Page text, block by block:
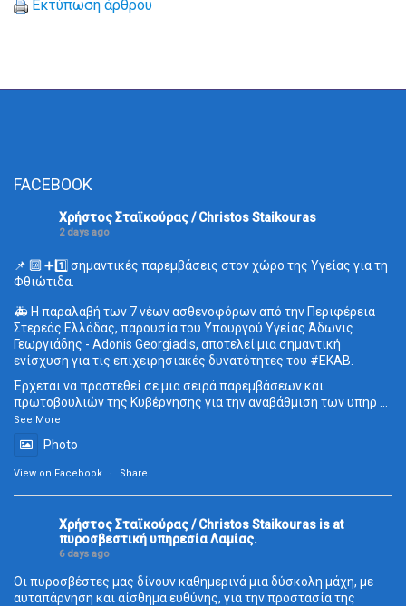
Εκτύπωση άρθρου
FACEBOOK
Χρήστος Σταϊκούρας / Christos Staikouras
2 days ago
📌 🔟 ➕1️⃣ σημαντικές παρεμβάσεις στον χώρο της Υγείας για τη
Φθιώτιδα.
🚑 Η παραλαβή των 7 νέων ασθενοφόρων από την Περιφέρεια
Στερεάς Ελλάδας, παρουσία του Υπουργού Υγείας Άδωνις
Γεωργιάδης - Adonis Georgiadis, αποτελεί μια σημαντική
ενίσχυση για τις επιχειρησιακές δυνατότητες του #ΕΚΑΒ.
Έρχεται να προστεθεί σε μια σειρά παρεμβάσεων και
πρωτοβουλιών της Κυβέρνησης για την αναβάθμιση των υπηρ ...
See More
Photo
View on Facebook · Share
Χρήστος Σταϊκούρας / Christos Staikouras is at
πυροσβεστική υπηρεσία Λαμίας.
6 days ago
Οι πυροσβέστες μας δίνουν καθημερινά μια δύσκολη μάχη, με
αυταπάρνηση και αίσθημα ευθύνης, για την προστασία της